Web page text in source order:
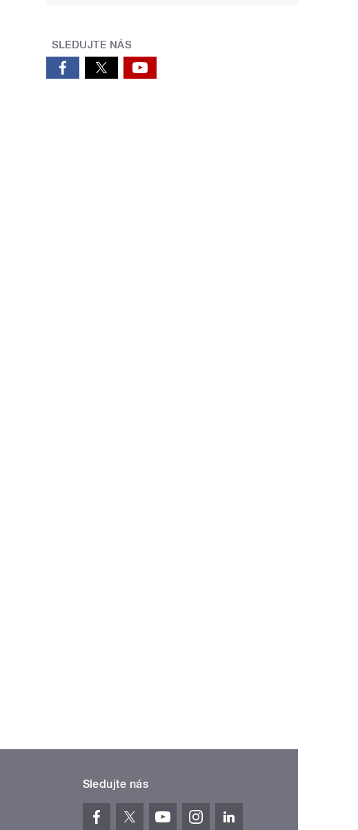
SLEDUJTE NÁS
Sledujte nás